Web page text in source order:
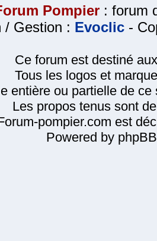
Pompier : forum
/ Gestion : Evoclic -
Ce forum est destiné
Tous les logos et
entière ou partielle de
Les propos tenus sont
pompier.com est
Powered by